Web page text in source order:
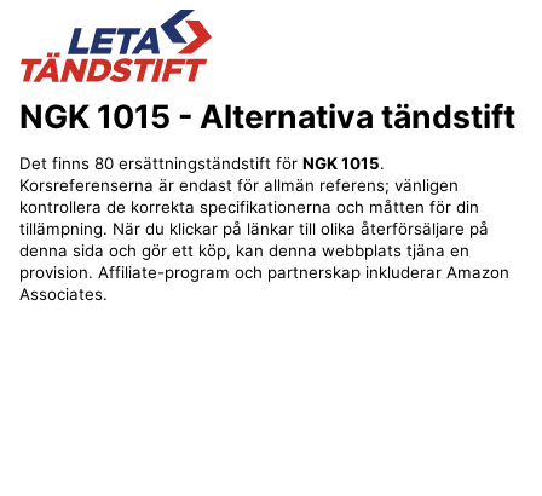
NGK 1015 - Alternativa tändstift
Det finns 80 ersättningständstift för NGK 1015.
Korsreferenserna är endast för allmän referens; vänligen
kontrollera de korrekta specifikationerna och måtten för din
tillämpning. När du klickar på länkar till olika återförsäljare på
denna sida och gör ett köp, kan denna webbplats tjäna en
provision. Affiliate-program och partnerskap inkluderar Amazon
Associates.